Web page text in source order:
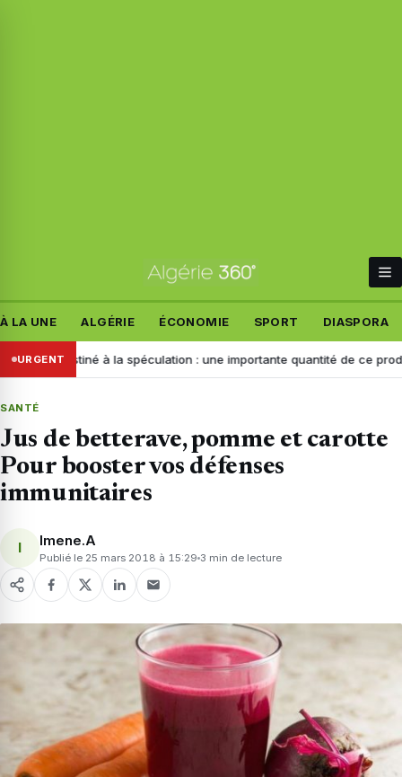
À LA UNE ALGÉRIE ÉCONOMIE SPORT DIASPORA
URGENTà la spéculation : une importante quantité de ce produit saisie
SANTÉ
Jus de betterave, pomme et carotte
Pour booster vos défenses
immunitaires
I Imene.A
Publié le 25 mars 2018 à 15:29 3 min de lecture